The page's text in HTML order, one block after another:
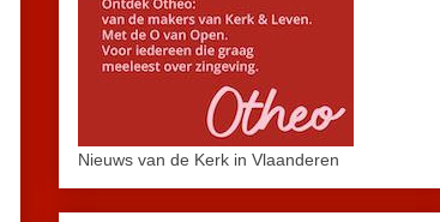
Nieuws van de Kerk in Vlaanderen